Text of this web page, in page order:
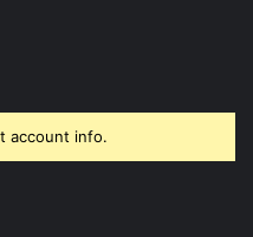
account info.